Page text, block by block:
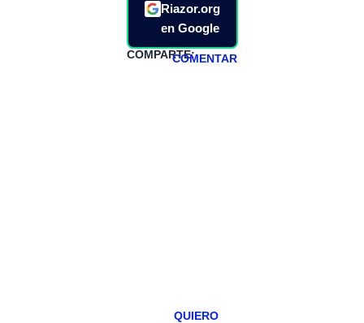
Riazor.org
en Google
COMPARTE:COMENTAR
QUIERO